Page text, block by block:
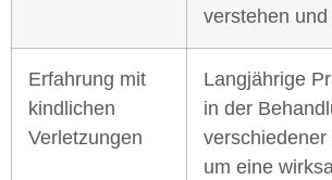
verstehen
Erfahrung mit
kindlichen
Verletzungen
Langjährige
in der
um eine